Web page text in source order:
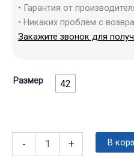
• Гарантия от
• Никаких проблем с
Закажите звонок для
Размер 42
- + В